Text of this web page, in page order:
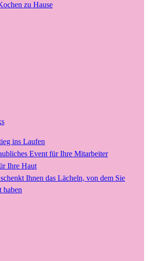
zu Hause
ins Laufen
Event für Ihre Mitarbeiter
Ihre Haut
Ihnen das Lächeln, von dem Sie
haben